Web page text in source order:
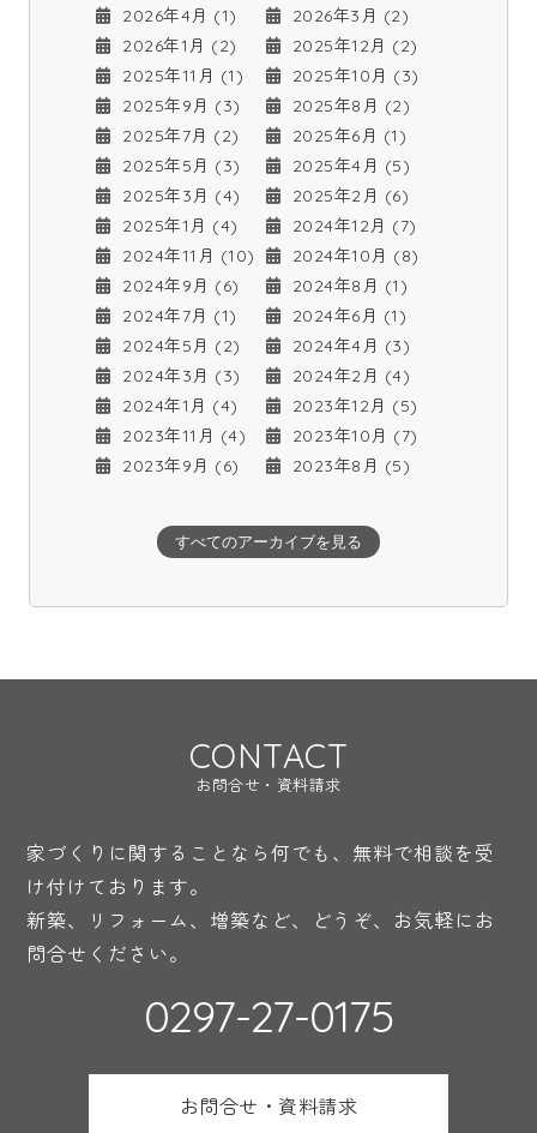
2026年4月 (1)
2026年3月 (2)
2026年1月 (2)
2025年12月 (2)
2025年11月 (1)
2025年10月 (3)
2025年9月 (3)
2025年8月 (2)
2025年7月 (2)
2025年6月 (1)
2025年5月 (3)
2025年4月 (5)
2025年3月 (4)
2025年2月 (6)
2025年1月 (4)
2024年12月 (7)
2024年11月 (10)
2024年10月 (8)
2024年9月 (6)
2024年8月 (1)
2024年7月 (1)
2024年6月 (1)
2024年5月 (2)
2024年4月 (3)
2024年3月 (3)
2024年2月 (4)
2024年1月 (4)
2023年12月 (5)
2023年11月 (4)
2023年10月 (7)
2023年9月 (6)
2023年8月 (5)
すべてのアーカイブを見る
CONTACT
お問合せ・資料請求
家づくりに関することなら何でも、無料で相談を受
け付けております。
新築、リフォーム、増築など、どうぞ、お気軽にお
問合せください。
0297-27-0175
お問合せ・資料請求